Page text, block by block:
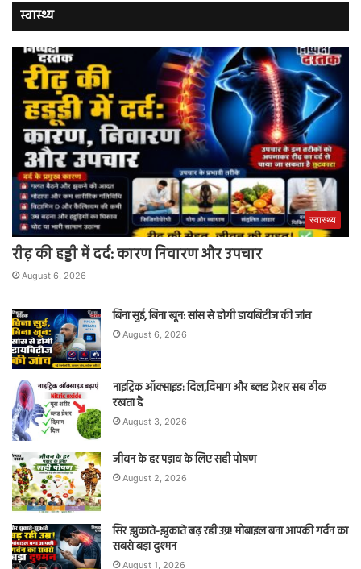
स्वास्थ्य
स्वास्थ्य
रीढ़ की हड्डी में दर्द: कारण निवारण और उपचार
August 6, 2026
बिना सुई, बिना खून: सांस से होगी डायबिटीज की जांच
August 6, 2026
नाइट्रिक ऑक्साइड: दिल,दिमाग और ब्लड प्रेशर सब ठीक
रखता है
August 3, 2026
जीवन के हर पड़ाव के लिए सही पोषण
August 2, 2026
सिर झुकाते-झुकाते बढ़ रही उम्र! मोबाइल बना आपकी गर्दन का
सबसे बड़ा दुश्मन
August 1, 2026